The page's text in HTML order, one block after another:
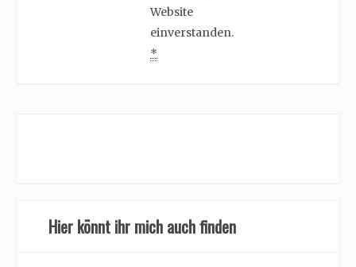
Website
einverstanden.
*
Hier könnt ihr mich auch finden